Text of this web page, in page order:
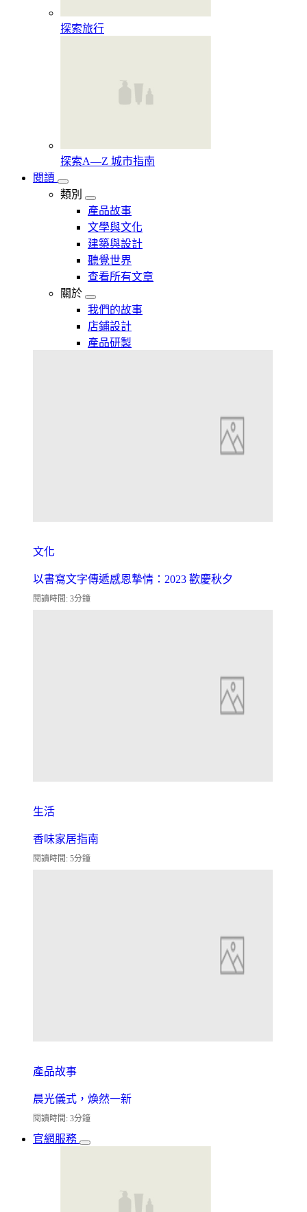
探索旅行
探索A—Z 城市指南
閱讀
類別
產品故事
文學與文化
建築與設計
聽覺世界
查看所有文章
關於
我們的故事
店鋪設計
產品研製
文化
以書寫文字傳遞感恩摯情：2023 歡慶秋夕
閱讀時間: 3分鐘
生活
香味家居指南
閱讀時間: 5分鐘
產品故事
晨光儀式，煥然一新
閱讀時間: 3分鐘
官網服務